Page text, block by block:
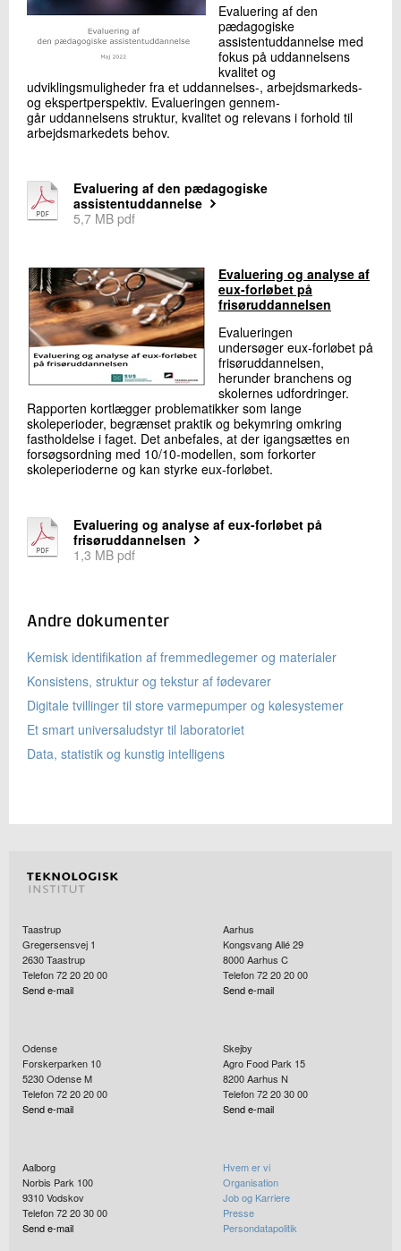
Evaluering af den
pædagogiske
assistentuddannelse med
fokus på uddannelsens
kvalitet og
udviklingsmuligheder fra et uddannelses-, arbejdsmarkeds-
og ekspertperspektiv. Evalueringen gennem-
går uddannelsens struktur, kvalitet og relevans i forhold til
arbejdsmarkedets behov.
Evaluering af den pædagogiske
assistentuddannelse
5,7 MB pdf
Evaluering og analyse af
eux-forløbet på
frisøruddannelsen
Evalueringen
undersøger eux-forløbet på
frisøruddannelsen,
herunder branchens og
skolernes udfordringer.
Rapporten kortlægger problematikker som lange
skoleperioder, begrænset praktik og bekymring omkring
fastholdelse i faget. Det anbefales, at der igangsættes en
forsøgsordning med 10/10-modellen, som forkorter
skoleperioderne og kan styrke eux-forløbet.
Evaluering og analyse af eux-forløbet på
frisøruddannelsen
1,3 MB pdf
Andre dokumenter
Kemisk identifikation af fremmedlegemer og materialer
Konsistens, struktur og tekstur af fødevarer
Digitale tvillinger til store varmepumper og kølesystemer
Et smart universaludstyr til laboratoriet
Data, statistik og kunstig intelligens
Taastrup
Gregersensvej 1
2630Taastrup
Telefon 72 20 20 00
Send e-mail
Aarhus
Kongsvang Allé 29
8000Aarhus C
Telefon 72 20 20 00
Send e-mail
Odense
Forskerparken 10
5230Odense M
Telefon 72 20 20 00
Send e-mail
Skejby
Agro Food Park 15
8200Aarhus N
Telefon 72 20 30 00
Send e-mail
Aalborg
Norbis Park 100
9310Vodskov
Telefon 72 20 30 00
Send e-mail
Hvem er vi
Organisation
Job og Karriere
Presse
Persondatapolitik